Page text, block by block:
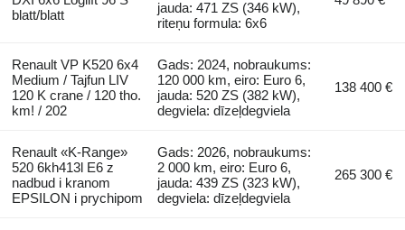
blatt/blatt
jauda: 471 ZS (346 kW),
riteņu formula: 6x6
Renault VP K520 6x4
Medium / Tajfun LIV
120 K crane / 120 tho.
km! / 202
Gads: 2024, nobraukums:
120 000 km, eiro: Euro 6,
jauda: 520 ZS (382 kW),
degviela: dīzeļdegviela
138 400 €
Renault «K-Range»
520 6kh413l E6 z
nadbud i kranom
EPSILON i prychipom
Gads: 2026, nobraukums:
2 000 km, eiro: Euro 6,
jauda: 439 ZS (323 kW),
degviela: dīzeļdegviela
265 300 €